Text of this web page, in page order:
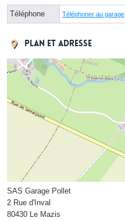
Téléphone Téléphoner au garage
Plan et adresse
SAS Garage Pollet
2 Rue d'Inval
80430 Le Mazis